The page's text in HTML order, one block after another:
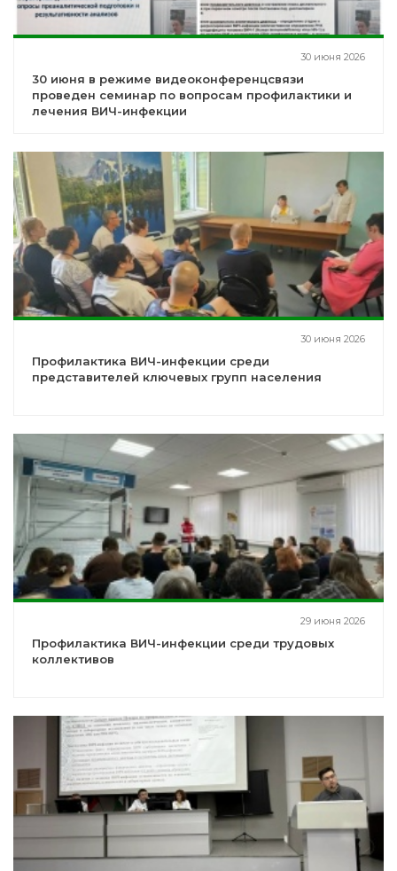
30 июня 2026
30 июня в режиме видеоконференцсвязи
проведен семинар по вопросам профилактики и
лечения ВИЧ-инфекции
30 июня 2026
Профилактика ВИЧ-инфекции среди
представителей ключевых групп населения
29 июня 2026
Профилактика ВИЧ-инфекции среди трудовых
коллективов